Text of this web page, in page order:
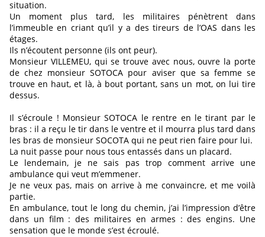
situation.
Un moment plus tard, les militaires pénètrent dans
l’immeuble en criant qu’il y a des tireurs de l’OAS dans les
étages.
Ils n’écoutent personne (ils ont peur).
Monsieur VILLEMEU, qui se trouve avec nous, ouvre la porte
de chez monsieur SOTOCA pour aviser que sa femme se
trouve en haut, et là, à bout portant, sans un mot, on lui tire
dessus.
Il s’écroule ! Monsieur SOTOCA le rentre en le tirant par le
bras : il a reçu le tir dans le ventre et il mourra plus tard dans
les bras de monsieur SOCOTA qui ne peut rien faire pour lui.
La nuit passe pour nous tous entassés dans un placard.
Le lendemain, je ne sais pas trop comment arrive une
ambulance qui veut m’emmener.
Je ne veux pas, mais on arrive à me convaincre, et me voilà
partie.
En ambulance, tout le long du chemin, j’ai l’impression d’être
dans un film : des militaires en armes : des engins. Une
sensation que le monde s’est écroulé.